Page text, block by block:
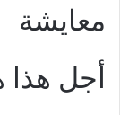
أجل